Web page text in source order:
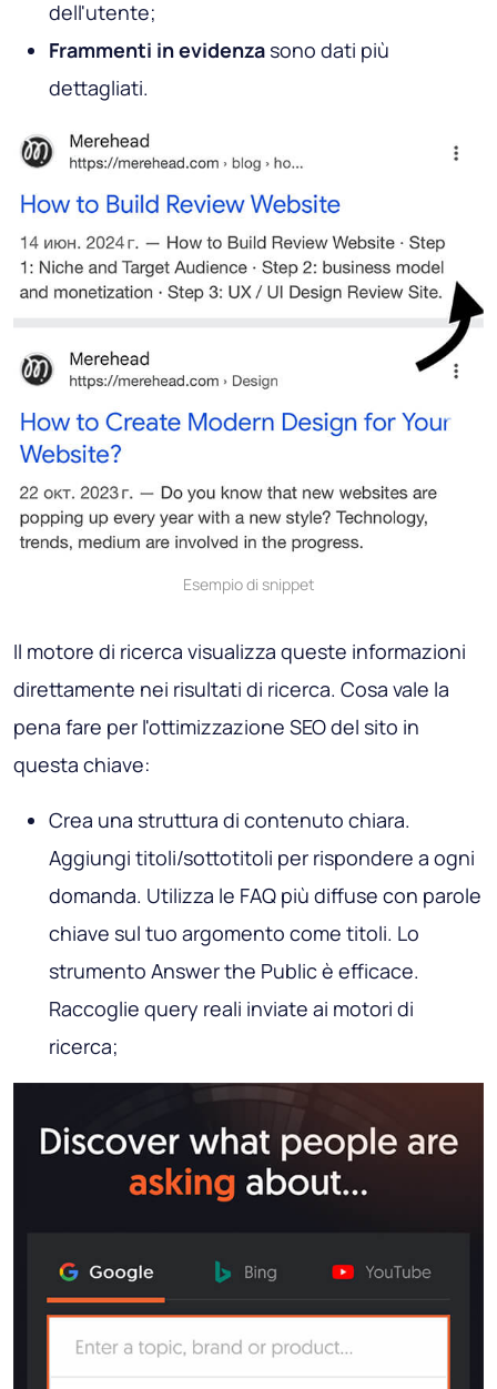
dell'utente;
Frammenti in evidenzasono dati più
dettagliati.
Esempio di snippet
Il motore di ricerca visualizza queste informazioni
direttamente nei risultati di ricerca. Cosa vale la
pena fare per l'ottimizzazione SEO del sito in
questa chiave:
Crea una struttura di contenuto chiara.
Aggiungi titoli/sottotitoli per rispondere a ogni
domanda. Utilizza le FAQ più diffuse con parole
chiave sul tuo argomento come titoli. Lo
strumento Answer the Public è efficace.
Raccoglie query reali inviate ai motori di
ricerca;